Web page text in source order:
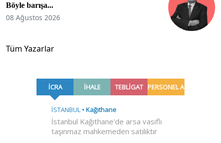
Böyle barışa...
08 Ağustos 2026
Tüm Yazarlar